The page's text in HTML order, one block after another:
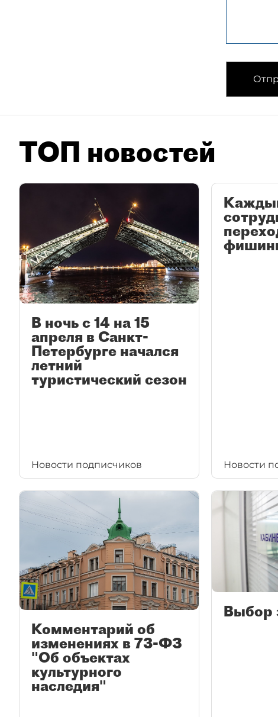
ТОП новостей
В ночь с 14 на 15
апреля в Санкт-
Петербурге начался
летний
туристический сезон
Новости подписчиков Новости
Комментарий об
изменениях в 73-ФЗ
"Об объектах
культурного
наследия"
Выбор